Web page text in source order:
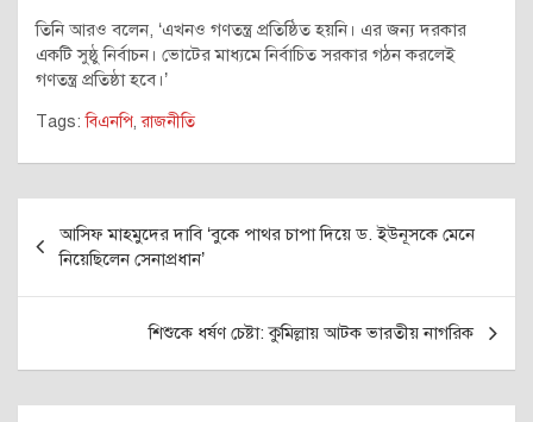
তিনি আরও বলেন, ‘এখনও গণতন্ত্র প্রতিষ্ঠিত হয়নি। এর জন্য দরকার
একটি সুষ্ঠু নির্বাচন। ভোটের মাধ্যমে নির্বাচিত সরকার গঠন করলেই
গণতন্ত্র প্রতিষ্ঠা হবে।’
Tags: বিএনপি,রাজনীতি
navigation
আসিফ মাহমুদের দাবি ‘বুকে পাথর চাপা দিয়ে ড. ইউনূসকে মেনে
নিয়েছিলেন সেনাপ্রধান’
শিশুকে ধর্ষণ চেষ্টা: কুমিল্লায় আটক ভারতীয় নাগরিক